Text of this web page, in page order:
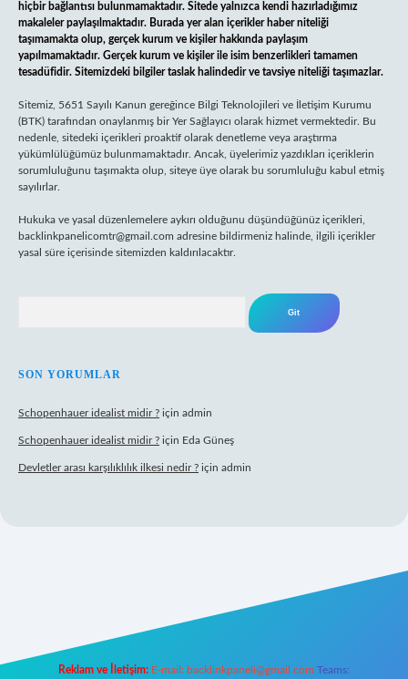
hiçbir bağlantısı bulunmamaktadır. Sitede yalnızca kendi hazırladığımız
makaleler paylaşılmaktadır. Burada yer alan içerikler haber niteliği
taşımamakta olup, gerçek kurum ve kişiler hakkında paylaşım
yapılmamaktadır. Gerçek kurum ve kişiler ile isim benzerlikleri tamamen
tesadüfidir. Sitemizdeki bilgiler taslak halindedir ve tavsiye niteliği taşımazlar.
Sitemiz, 5651 Sayılı Kanun gereğince Bilgi Teknolojileri ve İletişim Kurumu
(BTK) tarafından onaylanmış bir Yer Sağlayıcı olarak hizmet vermektedir. Bu
nedenle, sitedeki içerikleri proaktif olarak denetleme veya araştırma
yükümlülüğümüz bulunmamaktadır. Ancak, üyelerimiz yazdıkları içeriklerin
sorumluluğunu taşımakta olup, siteye üye olarak bu sorumluluğu kabul etmiş
sayılırlar.
Hukuka ve yasal düzenlemelere aykırı olduğunu düşündüğünüz içerikleri,
backlinkpanelicomtr@gmail.com adresine bildirmeniz halinde, ilgili içerikler
yasal süre içerisinde sitemizden kaldırılacaktır.
SON YORUMLAR
Schopenhauer idealist midir ? için admin
Schopenhauer idealist midir ? için Eda Güneş
Devletler arası karşılıklılık ilkesi nedir ? için admin
Reklam ve İletişim: E-mail: backlinkpaneli@gmail.com Teams: